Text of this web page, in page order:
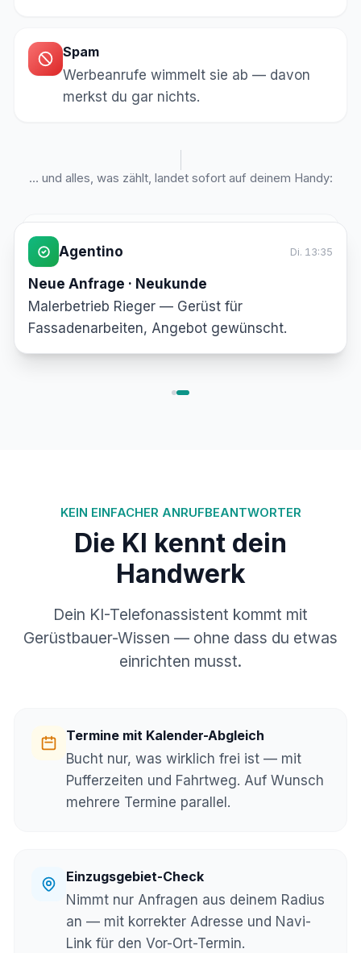
Spam
Werbeanrufe wimmelt sie ab — davon
merkst du gar nichts.
… und alles, was zählt, landet sofort auf deinem Handy:
Agentino Mo. 08:10
Neue Anfrage · Bestandskunde
Hr. Otto — Gerüst um eine Woche verlängern,
kein Notfall.
Agentino
Malerbetrieb Rieger — Gerüst für
Fassadenarbeiten, Angebot gewünscht.
KEIN EINFACHER ANRUFBEANTWORTER
Die KI kennt dein
Handwerk
Dein KI-Telefonassistent kommt mit
Gerüstbauer-Wissen — ohne dass du etwas
einrichten musst.
Termine mit Kalender-Abgleich
Bucht nur, was wirklich frei ist — mit
Pufferzeiten und Fahrtweg. Auf Wunsch
mehrere Termine parallel.
Einzugsgebiet-Check
Nimmt nur Anfragen aus deinem Radius
an — mit korrekter Adresse und Navi-
Link für den Vor-Ort-Termin.